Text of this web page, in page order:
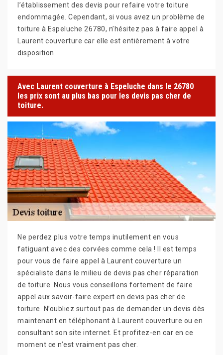
l’établissement des devis pour refaire votre toiture
endommagée. Cependant, si vous avez un problème de
toiture à Espeluche 26780, n’hésitez pas à faire appel à
Laurent couverture car elle est entièrement à votre
disposition.
Avec Laurent couverture à Espeluche dans le 26780
les prix sont au plus bas pour les devis pas cher de
toiture.
Ne perdez plus votre temps inutilement en vous
fatiguant avec des corvées comme cela ! Il est temps
pour vous de faire appel à Laurent couverture un
spécialiste dans le milieu de devis pas cher réparation
de toiture. Nous vous conseillons fortement de faire
appel aux savoir-faire expert en devis pas cher de
toiture. N’oubliez surtout pas de demander un devis dès
maintenant en téléphonant à Laurent couverture ou en
consultant son site internet. Et profitez-en car en ce
moment ce n’est vraiment pas cher.